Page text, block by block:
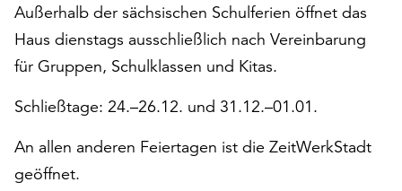
Außerhalb der sächsischen Schulferien öffnet das
Haus dienstags ausschließlich nach Vereinbarung
für Gruppen, Schulklassen und Kitas.
Schließtage: 24.–26.12. und 31.12.–01.01.
An allen anderen Feiertagen ist die ZeitWerkStadt
geöffnet.